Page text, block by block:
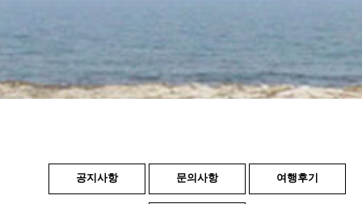
공지사항 문의사항 여행후기